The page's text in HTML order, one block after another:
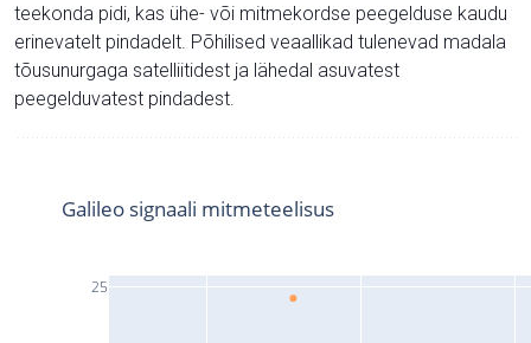
teekonda pidi, kas ühe- või mitmekordse peegelduse kaudu
erinevatelt pindadelt. Põhilised veaallikad tulenevad madala
tõusunurgaga satelliitidest ja lähedal asuvatest
peegelduvatest pindadest.
25
Galileo signaali mitmeteelisus